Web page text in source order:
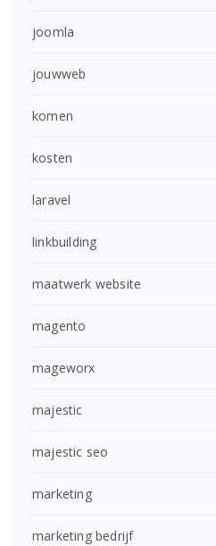
joomla
jouwweb
komen
kosten
laravel
linkbuilding
maatwerk website
magento
mageworx
majestic
majestic seo
marketing
marketing bedrijf